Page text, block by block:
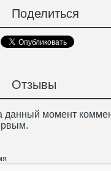
Поделиться
Отзывы
данный момент